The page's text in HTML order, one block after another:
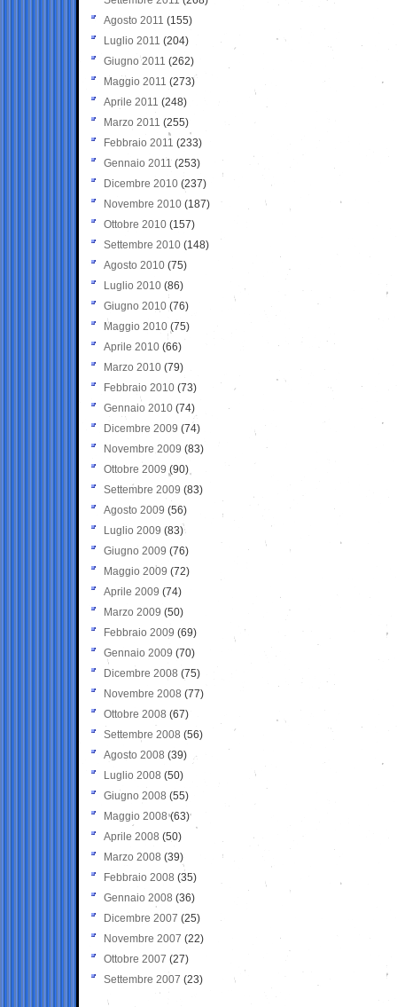
Agosto 2011 (155)
Luglio 2011 (204)
Giugno 2011 (262)
Maggio 2011 (273)
Aprile 2011 (248)
Marzo 2011 (255)
Febbraio 2011 (233)
Gennaio 2011 (253)
Dicembre 2010 (237)
Novembre 2010 (187)
Ottobre 2010 (157)
Settembre 2010 (148)
Agosto 2010 (75)
Luglio 2010 (86)
Giugno 2010 (76)
Maggio 2010 (75)
Aprile 2010 (66)
Marzo 2010 (79)
Febbraio 2010 (73)
Gennaio 2010 (74)
Dicembre 2009 (74)
Novembre 2009 (83)
Ottobre 2009 (90)
Settembre 2009 (83)
Agosto 2009 (56)
Luglio 2009 (83)
Giugno 2009 (76)
Maggio 2009 (72)
Aprile 2009 (74)
Marzo 2009 (50)
Febbraio 2009 (69)
Gennaio 2009 (70)
Dicembre 2008 (75)
Novembre 2008 (77)
Ottobre 2008 (67)
Settembre 2008 (56)
Agosto 2008 (39)
Luglio 2008 (50)
Giugno 2008 (55)
Maggio 2008(63)
Aprile 2008 (50)
Marzo 2008 (39)
Febbraio 2008 (35)
Gennaio 2008 (36)
Dicembre 2007 (25)
Novembre 2007 (22)
Ottobre 2007 (27)
Settembre 2007 (23)